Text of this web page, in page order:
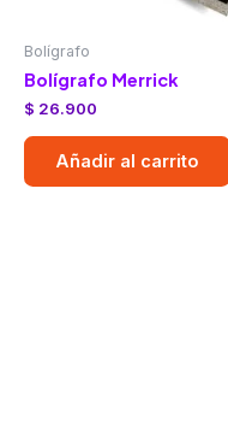
Bolígrafo
Bolígrafo Merrick
$ 26.900
Añadir al carrito